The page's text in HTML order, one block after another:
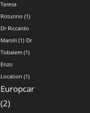
Teresa
Rotunno (1)
Dr Riccardo
Marsili (1) Dr
Tobalem (1)
Enzo
Location (1)
Europcar
(2)